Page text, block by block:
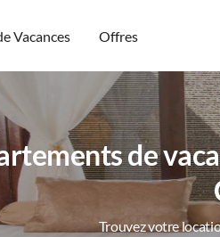
Vacances Offres
de
Trouvez votre